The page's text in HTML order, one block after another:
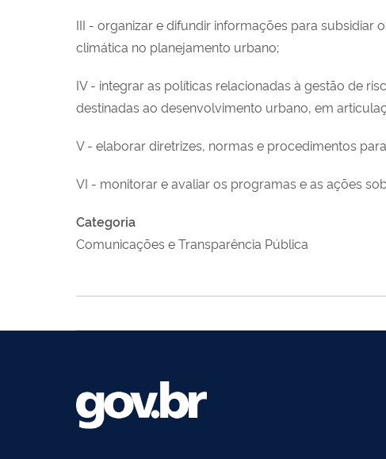
III - organizar e difundir informações para subsidiar
climática no planejamento urbano;
IV - integrar as políticas relacionadas à gestão de
destinadas ao desenvolvimento urbano, em
V - elaborar diretrizes, normas e procedimentos
VI - monitorar e avaliar os programas e as ações
Categoria
Comunicações e Transparência Pública